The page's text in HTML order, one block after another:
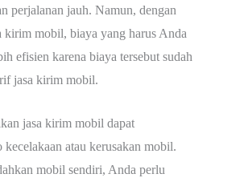
perjalanan jauh. Namun, dengan
kirim mobil, biaya yang harus Anda
efisien karena biaya tersebut sudah
jasa kirim mobil.
jasa kirim mobil dapat
atau kerusakan mobil.
mobil sendiri, Anda perlu